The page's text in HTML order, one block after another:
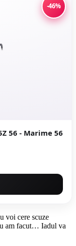
-46%
voi cere scuze
am facut… Iadul va